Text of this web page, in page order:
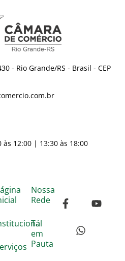
- Rio Grande/RS - Brasil - CEP
às 12:00 | 13:30 às 18:00
Nossa
Rede
Tá
em
Pauta